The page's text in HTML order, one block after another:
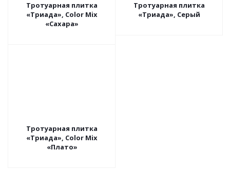
Тротуарная плитка
«Триада», Color Mix
«Сахара»
Тротуарная плитка
«Триада», Серый
Тротуарная плитка
«Триада», Color Mix
«Плато»